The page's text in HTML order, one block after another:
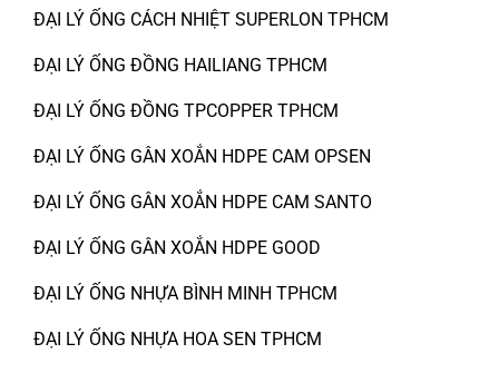
ĐẠI LÝ ỐNG CÁCH NHIỆT SUPERLON TPHCM
ĐẠI LÝ ỐNG ĐỒNG HAILIANG TPHCM
ĐẠI LÝ ỐNG ĐỒNG TPCOPPER TPHCM
ĐẠI LÝ ỐNG GÂN XOẮN HDPE CAM OPSEN
ĐẠI LÝ ỐNG GÂN XOẮN HDPE CAM SANTO
ĐẠI LÝ ỐNG GÂN XOẮN HDPE GOOD
ĐẠI LÝ ỐNG NHỰA BÌNH MINH TPHCM
ĐẠI LÝ ỐNG NHỰA HOA SEN TPHCM